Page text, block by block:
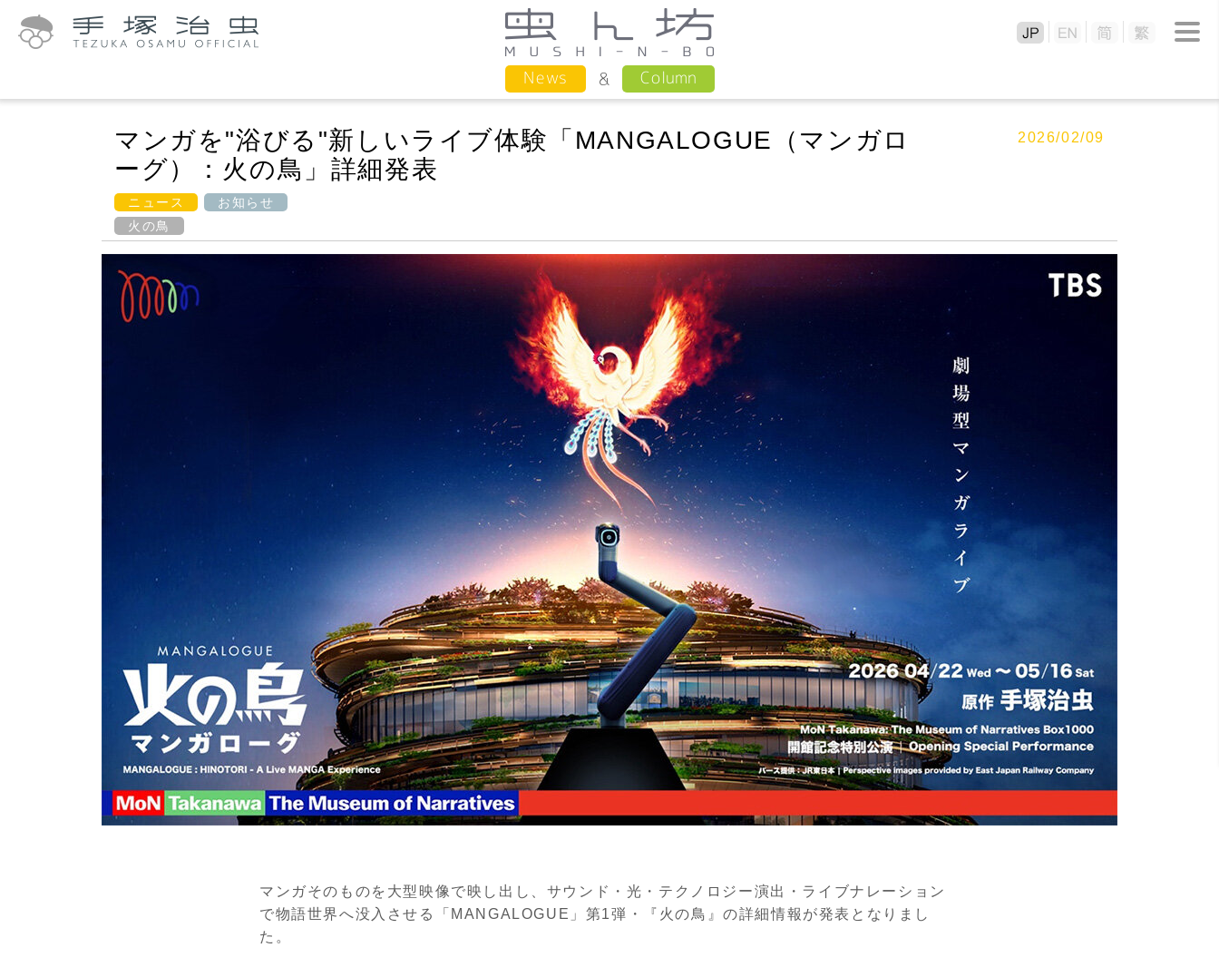
News Column
マンガを"浴びる"新しいライブ体験「MANGALOGUE（マンガロ
ーグ）：火の鳥」詳細発表
ニュース
お知らせ
火の鳥
2026/02/09
マンガそのものを大型映像で映し出し、サウンド・光・テクノロジー演出・ライブナレーション
で物語世界へ没入させる「MANGALOGUE」第1弾・『火の鳥』の詳細情報が発表となりまし
た。